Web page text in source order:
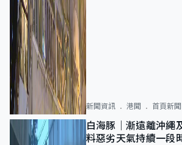
新聞資訊 港聞 首頁新聞
白海豚｜漸遠離沖
料惡劣天氣持續一段